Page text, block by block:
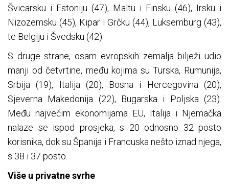
Švicarsku i Estoniju (47), Maltu i Finsku (46), Irsku i
Nizozemsku (45), Kipar i Grčku (44), Luksemburg (43),
te Belgiju i Švedsku (42).
S druge strane, osam evropskih zemalja bilježi udio
manji od četvrtine, među kojima su Turska, Rumunija,
Srbija (19), Italija (20), Bosna i Hercegovina (20),
Sjeverna Makedonija (22), Bugarska i Poljska (23).
Među najvećim ekonomijama EU, Italija i Njemačka
nalaze se ispod prosjeka, s 20 odnosno 32 posto
korisnika, dok su Španija i Francuska nešto iznad njega,
s 38 i 37 posto.
Više u privatne svrhe